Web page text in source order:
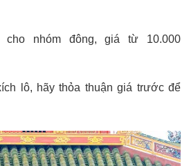
nhóm đông, giá từ 10.000
lô, hãy thỏa thuận giá trước để